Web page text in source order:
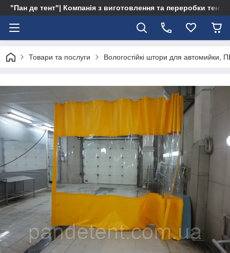
"Пан де тент"| Компанія з виготовлення та переробки тентів
Товари та послуги Вологостійкі штори для автомийки,